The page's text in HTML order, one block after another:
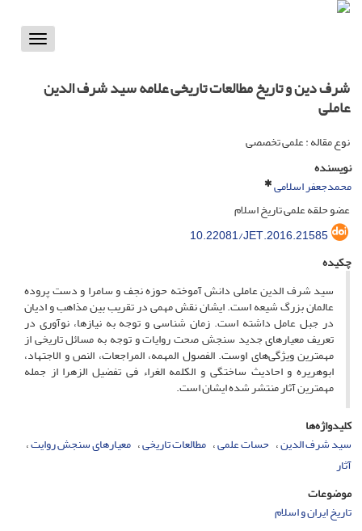
Toggle
شرف دین و تاریخ مطالعات تاریخی علامه سید شرف الدین
عاملی
نوع مقاله : علمی تخصصی
نویسنده
محمدجعفر اسلامی
عضو حلقه علمی تاریخ اسلام
10.22081/JET.2016.21585
چکیده
سید شرف الدین عاملی دانش آموخته حوزه نجف و سامرا و دست پروده
عالمان بزرگ شیعه است. ایشان نقش مهمی در تقریب بین مذاهب و ادیان
در جبل عامل داشته است. زمان شناسی و توجه به نیازها، نوآوری در
تعریف معیارهای جدید سنجش صحت روایات و توجه به مسائل تاریخی از
مهمترین ویژگی‌های اوست. الفصول المهمه، المراجعات، النص و الاجتهاد،
ابوهریره و احادیث ساختگی و الکلمه الغراء فی تفضیل الزهرا از جمله
مهمترین آثار منتشر شده ایشان است.
کلیدواژه‌ها
سید شرف الدین حسات علمی مطالعات تاریخی معیارهای سنجش روایت
آثار
موضوعات
تاریخ ایران و اسلام